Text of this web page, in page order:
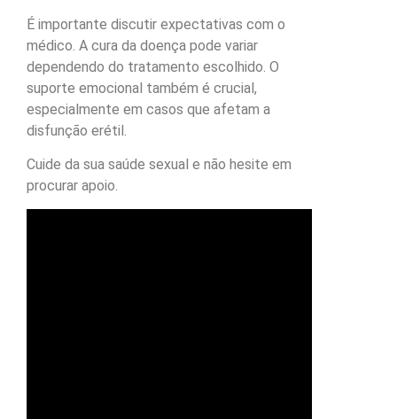
É importante discutir expectativas com o
médico. A cura da doença pode variar
dependendo do tratamento escolhido. O
suporte emocional também é crucial,
especialmente em casos que afetam a
disfunção erétil.
Cuide da sua saúde sexual e não hesite em
procurar apoio.